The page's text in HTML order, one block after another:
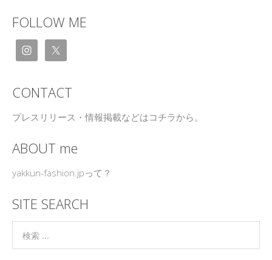
FOLLOW ME
CONTACT
プレスリリース・情報掲載などはコチラから。
ABOUT me
yakkun-fashion.jpって？
SITE SEARCH